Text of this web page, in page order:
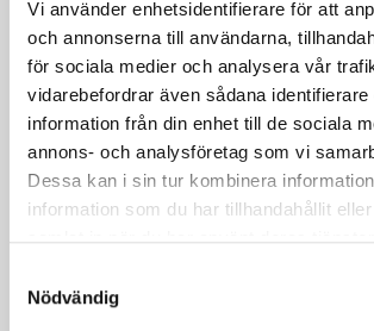
Vi använder enhetsidentifierare för att
och annonserna till användarna,
för sociala medier och analysera vår
vidarebefordrar även sådana identifierare
information från din enhet till de sociala
annons- och analysföretag som vi
Dessa kan i sin tur kombinera
information som du har tillhandahållit
samlat in när du har använt deras
NödvändigVerum® filmjölk